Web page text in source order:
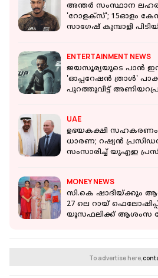
അന്തര്‍ സംസ്ഥാന
'റോളക്‌സ്'; 15ഓളം
സാഗേഷ് കുമ്പാളി
ENTERTAINMENT NEWS
ജയസൂര്യയുടെ പാൻ
'ഓപ്പറേഷൻ ത്രാൾ'
പുറത്തുവിട്ട്
UAE
ഉഭയകക്ഷി സഹകരണം
ധാരണ; റഷ്യൻ
സംസാരിച്ച് യുഎഇ
MONEY NEWS
സി.കെ ഷാദിയ്ക്കും
27 ലെ റായ്
യൂസഫലിക്ക് ആശംസ
To advertise here,